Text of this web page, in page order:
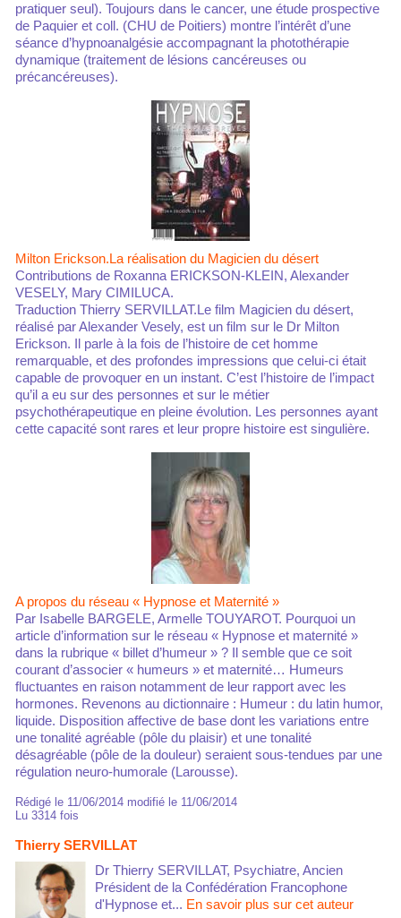
pratiquer seul). Toujours dans le cancer, une étude prospective
de Paquier et coll. (CHU de Poitiers) montre l’intérêt d’une
séance d’hypnoanalgésie accompagnant la photothérapie
dynamique (traitement de lésions cancéreuses ou
précancéreuses).
Milton Erickson.La réalisation du Magicien du désert
Contributions de Roxanna ERICKSON-KLEIN, Alexander
VESELY, Mary CIMILUCA.
Traduction Thierry SERVILLAT.Le film Magicien du désert,
réalisé par Alexander Vesely, est un film sur le Dr Milton
Erickson. Il parle à la fois de l’histoire de cet homme
remarquable, et des profondes impressions que celui-ci était
capable de provoquer en un instant. C’est l’histoire de l’impact
qu’il a eu sur des personnes et sur le métier
psychothérapeutique en pleine évolution. Les personnes ayant
cette capacité sont rares et leur propre histoire est singulière.
A propos du réseau « Hypnose et Maternité »
Par Isabelle BARGELE, Armelle TOUYAROT. Pourquoi un
article d’information sur le réseau « Hypnose et maternité »
dans la rubrique « billet d’humeur » ? Il semble que ce soit
courant d’associer « humeurs » et maternité… Humeurs
fluctuantes en raison notamment de leur rapport avec les
hormones. Revenons au dictionnaire : Humeur : du latin humor,
liquide. Disposition affective de base dont les variations entre
une tonalité agréable (pôle du plaisir) et une tonalité
désagréable (pôle de la douleur) seraient sous-tendues par une
régulation neuro-humorale (Larousse).
Rédigé le 11/06/2014 modifié le 11/06/2014
Lu 3314 fois
Thierry SERVILLAT
Dr Thierry SERVILLAT, Psychiatre, Ancien
Président de la Confédération Francophone
d'Hypnose et... En savoir plus sur cet auteur